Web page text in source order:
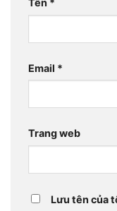
Email *
Trang web
Lưu tên của